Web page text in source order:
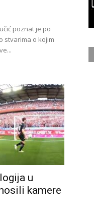
poznat je po
stvarima o kojim
u
kamere